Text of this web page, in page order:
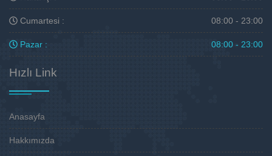
Cumartesi : 08:00 - 23:00
Pazar : 08:00 - 23:00
Hızlı Link
Anasayfa
Hakkımızda